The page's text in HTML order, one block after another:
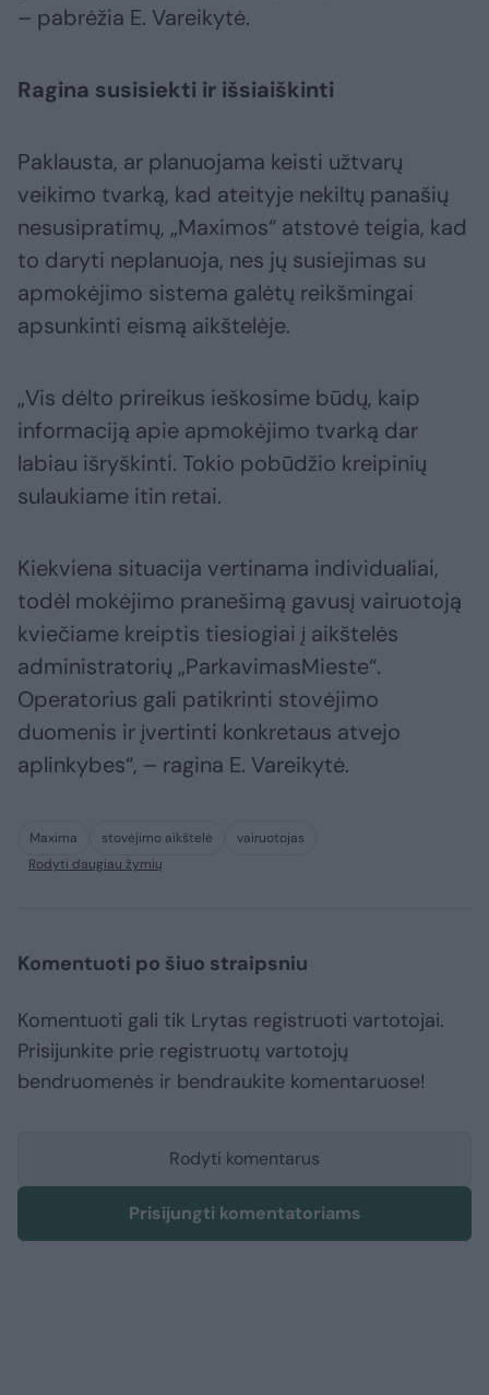
– pabrėžia E. Vareikytė.
Ragina susisiekti ir išsiaiškinti
Paklausta, ar planuojama keisti užtvarų
veikimo tvarką, kad ateityje nekiltų panašių
nesusipratimų, „Maximos“ atstovė teigia, kad
to daryti neplanuoja, nes jų susiejimas su
apmokėjimo sistema galėtų reikšmingai
apsunkinti eismą aikštelėje.
„Vis dėlto prireikus ieškosime būdų, kaip
informaciją apie apmokėjimo tvarką dar
labiau išryškinti. Tokio pobūdžio kreipinių
sulaukiame itin retai.
Kiekviena situacija vertinama individualiai,
todėl mokėjimo pranešimą gavusį vairuotoją
kviečiame kreiptis tiesiogiai į aikštelės
administratorių „ParkavimasMieste“.
Operatorius gali patikrinti stovėjimo
duomenis ir įvertinti konkretaus atvejo
aplinkybes“, – ragina E. Vareikytė.
Maxima stovėjimo aikštelė
vairuotojas
Rodyti daugiau žymių
Komentuoti po šiuo straipsniu
Komentuoti gali tik Lrytas registruoti vartotojai.
Prisijunkite prie registruotų vartotojų
bendruomenės ir bendraukite komentaruose!
Rodyti komentarus
Prisijungti komentatoriams